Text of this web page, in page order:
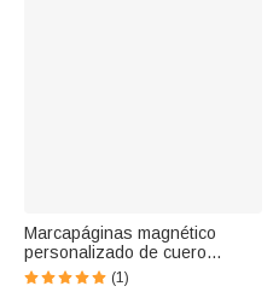
Marcapáginas magnético
personalizado de cuero
sintético con la flor de su mes
(1)